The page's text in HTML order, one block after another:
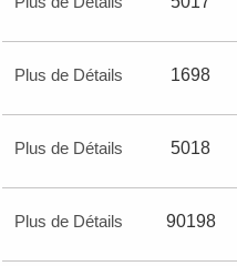
Plus de Détails 1698
Plus de Détails 5018
Plus de Détails 90198